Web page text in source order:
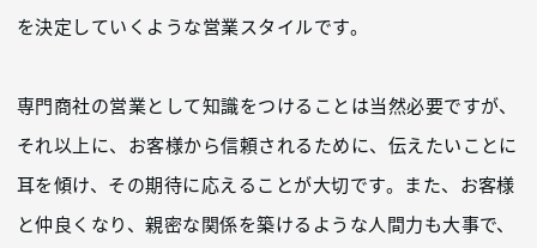
を決定していくような営業スタイルです。
専門商社の営業として知識をつけることは当然必要ですが、
それ以上に、お客様から信頼されるために、伝えたいことに
耳を傾け、その期待に応えることが大切です。また、お客様
と仲良くなり、親密な関係を築けるような人間力も大事で、